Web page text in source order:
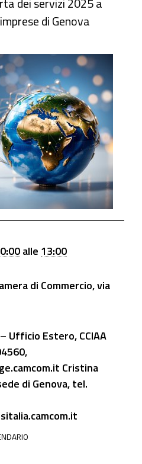
dei servizi 2025 a
di Genova
alle 13:00
di Commercio, via
Ufficio Estero, CCIAA
Cristina
di Genova, tel.